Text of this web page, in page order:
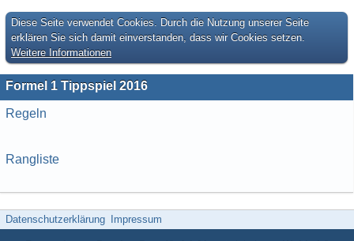
Diese Seite verwendet Cookies. Durch die Nutzung unserer Seite
erklären Sie sich damit einverstanden, dass wir Cookies setzen.
Weitere Informationen
Formel 1 Tippspiel 2016
Regeln
Rangliste
Datenschutzerklärung Impressum